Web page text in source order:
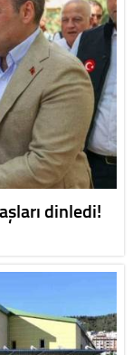
dinledi!